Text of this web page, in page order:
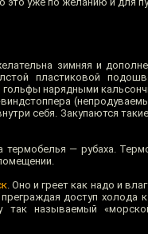
зимняя и
пластиковой
нарядными
себя. Закупаются
— рубаха.
. Оно и греет как надо и
доступ холода
так называемый